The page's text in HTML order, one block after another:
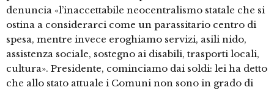
denuncia «l’inaccettabile neocentralismo statale che si
ostina a considerarci come un parassitario centro di
spesa, mentre invece eroghiamo servizi, asili nido,
assistenza sociale, sostegno ai disabili, trasporti locali,
cultura». Presidente, cominciamo dai soldi: lei ha detto
che allo stato attuale i Comuni non sono in grado di